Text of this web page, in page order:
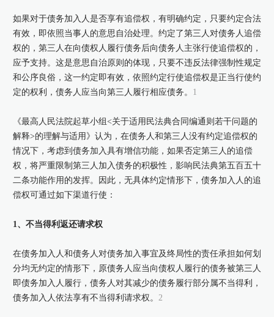
如果对于债务加入人是否享有追偿权，有明确约定，只要约定合法
有效，即依照当事人的意思自治处理。约定了第三人对债务人追偿
权的，第三人在向债权人履行债务后向债务人主张行使追偿权的，
应予支持。这是意思自治原则的体现，只要不违反法律强制性规定
和公序良俗，这一约定即有效，依照约定行使追偿权是正当行使约
定的权利，债务人应当向第三人履行相应债务。 1
《最高人民法院起草小组<关于适用民法典合同编通则若干问题的
解释>的理解与适用》认为，在债务人和第三人没有约定追偿权的
情况下，考虑到债务加入具有增信功能，如果否定第三人的追偿
权，将严重限制第三人加入债务的积极性，影响民法典第五百五十
二条功能作用的发挥。因此，无具体约定情形下，债务加入人的追
偿权可通过如下渠道行使：
1、不当得利返还请求权
在债务加入人和债务人对债务加入事宜及终局性的责任承担如何划
分均无约定的情形下，原债务人应当向债权人履行的债务被第三人
即债务加入人履行，债务人对其减少的债务履行部分属不当得利，
债务加入人依法享有不当得利请求权。 2